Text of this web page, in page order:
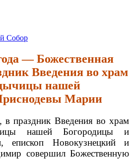
Собор Новокузнецк
— Божественная
Введения во храм
нашей
Марии
в праздник Введения во храм
нашей Богородицы и
епископ Новокузнецкий и
совершил Божественную